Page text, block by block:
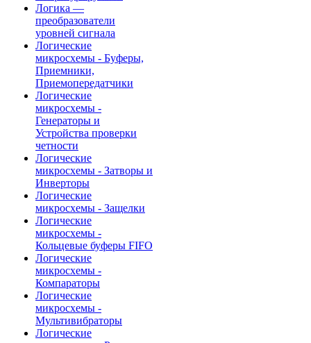
Логика —
преобразователи
уровней сигнала
Логические
микросхемы - Буферы,
Приемники,
Приемопередатчики
Логические
микросхемы -
Генераторы и
Устройства проверки
четности
Логические
микросхемы - Затворы и
Инверторы
Логические
микросхемы - Защелки
Логические
микросхемы -
Кольцевые буферы FIFO
Логические
микросхемы -
Компараторы
Логические
микросхемы -
Мультивибраторы
Логические